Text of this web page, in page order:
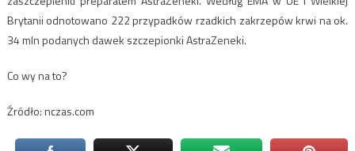
Brytanii odnotowano 222 przypadków rzadkich zakrzepów krwi na ok.
34 mln podanych dawek szczepionki AstraZeneki.
Co wy na to?
Źródło: nczas.com